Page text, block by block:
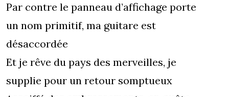
Par contre le panneau d’affichage porte
un nom primitif, ma guitare est
désaccordée
Et je rêve du pays des merveilles, je
supplie pour un retour somptueux